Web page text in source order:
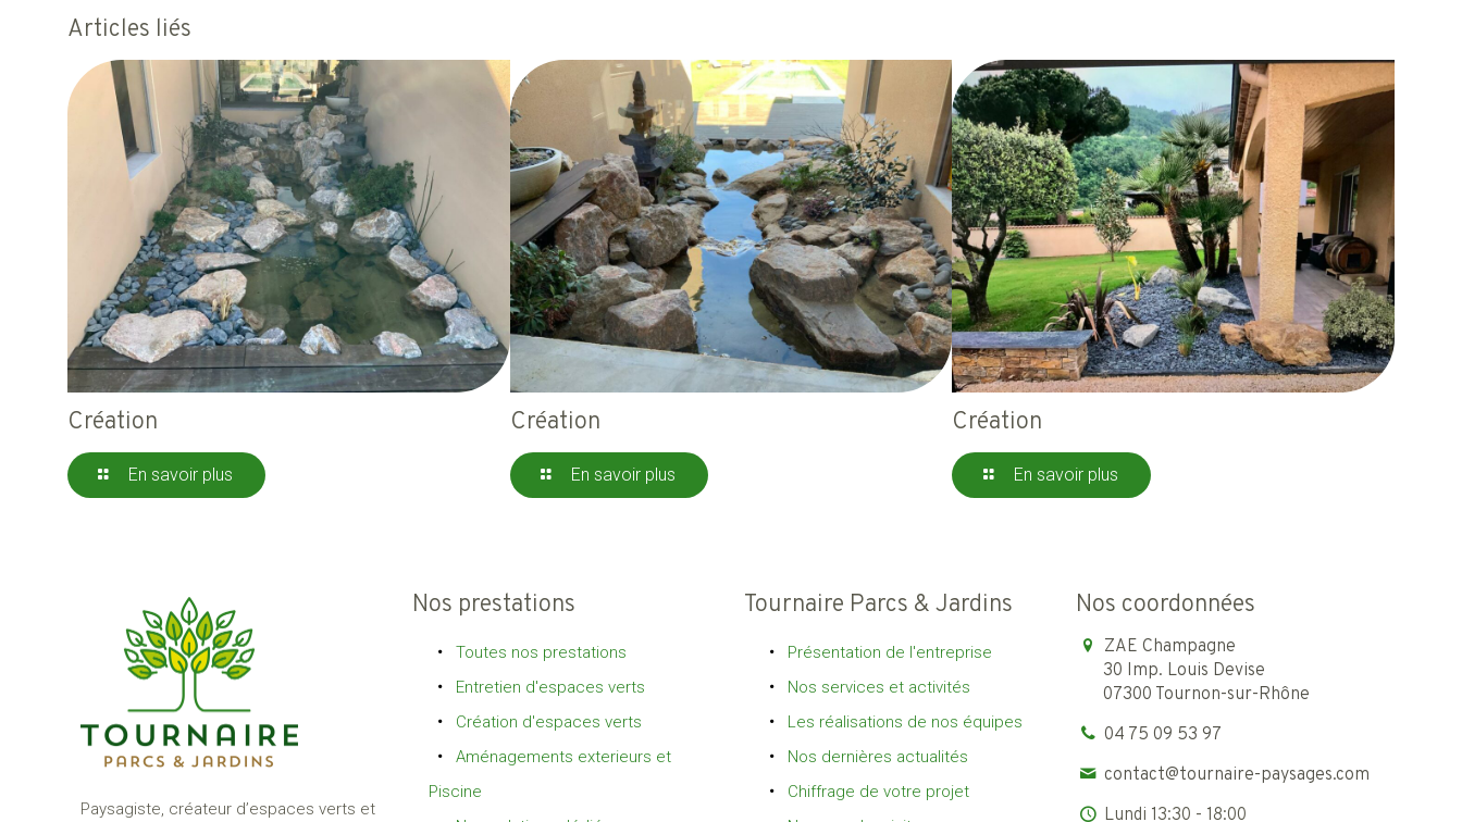
Articles liés
Création
En savoir plus
Création
En savoir plus
Création
En savoir plus
Paysagiste, créateur d’espaces verts et
Nos prestations
Toutes nos prestations
Entretien d'espaces verts
Création d'espaces verts
Aménagements exterieurs et
Piscine
Tournaire Parcs & Jardins
Présentation de l'entreprise
Nos services et activités
Les réalisations de nos équipes
Nos dernières actualités
Chiffrage de votre projet
Nos coordonnées
ZAE Champagne
30 Imp. Louis Devise
07300 Tournon-sur-Rhône
04 75 09 53 97
contact@tournaire-paysages.com
Lundi 13:30 - 18:00